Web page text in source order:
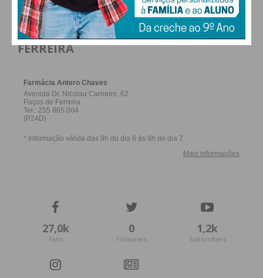
FARMACIAS DE SERVIÇO EM PAÇOS DE
FERREIRA
27,0k
Fans
0
Followers
1,2k
Subscribers